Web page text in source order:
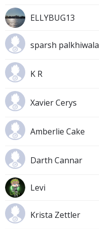
ELLYBUG13
sparsh palkhiwala
K R
Xavier Cerys
Amberlie Cake
Darth Cannar
Levi
Krista Zettler